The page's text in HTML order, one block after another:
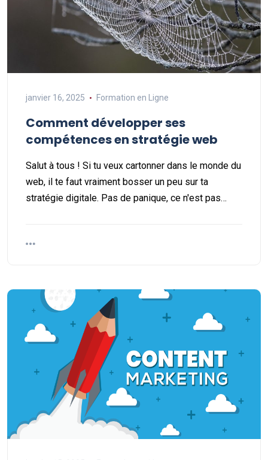
janvier 16, 2025 Formation en Ligne
Comment développer ses
compétences en stratégie web
Salut à tous ! Si tu veux cartonner dans le monde du
web, il te faut vraiment bosser un peu sur ta
stratégie digitale. Pas de panique, ce n'est pas…